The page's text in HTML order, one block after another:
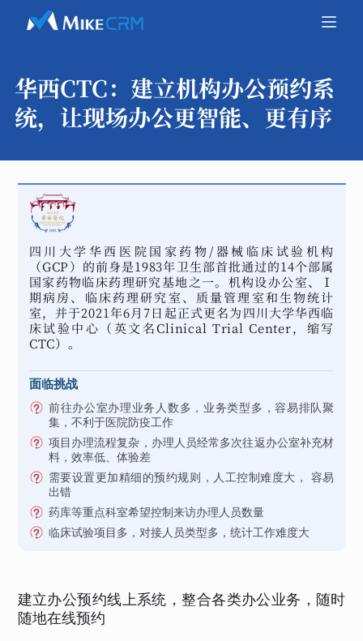
华西CTC： 建立机构办公预约系
统，让现场办公更智能、更有序
四川大学华西医院国家药物/器械临床试验机构
（GCP）的前身是1983年卫生部首批通过的14个部属
国家药物临床药理研究基地之一。机构设办公室、Ⅰ
期病房、临床药理研究室、质量管理室和生物统计
室，并于2021年6月7日起正式更名为四川大学华西临
床试验中心（英文名Clinical Trial Center，缩写
CTC）。
面临挑战
前往办公室办理业务人数多，业务类型多，容易排队聚
集，不利于医院防疫工作
项目办理流程复杂，办理人员经常多次往返办公室补充材
料，效率低、体验差
需要设置更加精细的预约规则，人工控制难度大， 容易
出错
药库等重点科室希望控制来访办理人员数量
临床试验项目多，对接人员类型多，统计工作难度大
建立办公预约线上系统，整合各类办公业务，随时
随地在线预约